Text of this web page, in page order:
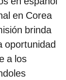
en Corea
brinda
oportunidad
a los